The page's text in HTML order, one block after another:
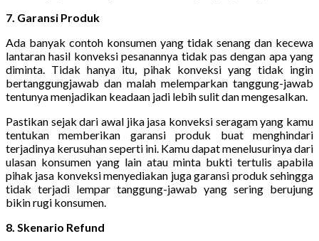
7. Garansi Produk
Ada banyak contoh konsumen yang tidak senang dan kecewa
lantaran hasil konveksi pesanannya tidak pas dengan apa yang
diminta. Tidak hanya itu, pihak konveksi yang tidak ingin
bertanggungjawab dan malah melemparkan tanggung-jawab
tentunya menjadikan keadaan jadi lebih sulit dan mengesalkan.
Pastikan sejak dari awal jika jasa konveksi seragam yang kamu
tentukan memberikan garansi produk buat menghindari
terjadinya kerusuhan seperti ini. Kamu dapat menelusurinya dari
ulasan konsumen yang lain atau minta bukti tertulis apabila
pihak jasa konveksi menyediakan juga garansi produk sehingga
tidak terjadi lempar tanggung-jawab yang sering berujung
bikin rugi konsumen.
8. Skenario Refund